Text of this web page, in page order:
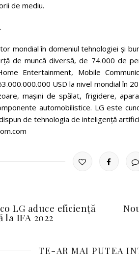
de mediu.
mondial în domeniul tehnologiei și
de muncă diversă, de 74.000 de
Entertainment, Mobile
USD la nivel mondial în
mașini de spălat, frigidere,
automobilistice. LG este
de tehnologia de inteligență
LG aduce eficienţă
IFA 2022
TE-AR MAI PUTEA